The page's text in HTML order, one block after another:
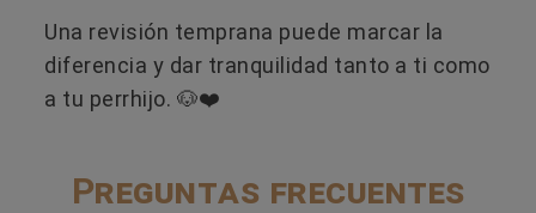
Una revisión temprana puede marcar la
diferencia y dar tranquilidad tanto a ti como
a tu perrhijo. 🐶❤️
Preguntas frecuentes